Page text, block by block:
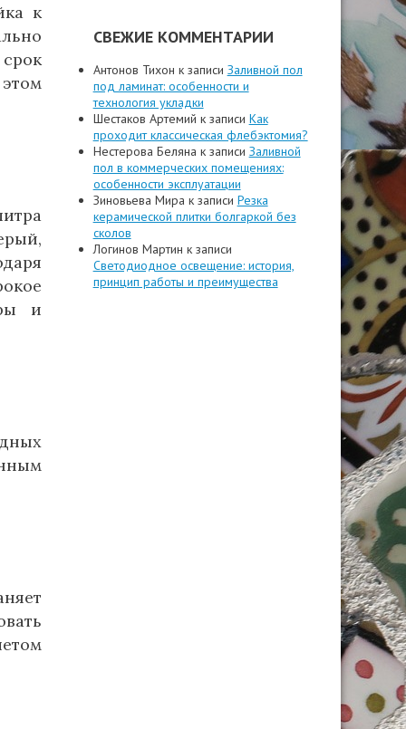
к
и
СВЕЖИЕ КОММЕНТАРИИ
Антонов Тихон к записи Заливной пол
под ламинат: особенности и
технология укладки
Шестаков Артемий к записи Как
проходит классическая флебэктомия?
Нестерова Беляна к записи Заливной
пол в коммерческих помещениях:
особенности эксплуатации
Зиновьева Мира к записи Резка
керамической плитки болгаркой без
сколов
Логинов Мартин к записи
Светодиодное освещение: история,
принцип работы и преимущества